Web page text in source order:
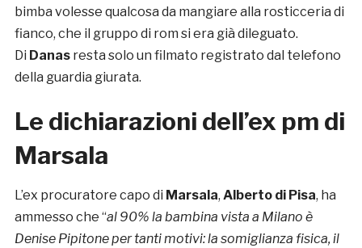
bimba volesse qualcosa da mangiare alla rosticceria di
fianco, che il gruppo di rom si era già dileguato.
Di Danasresta solo un filmato registrato dal telefono
della guardia giurata.
Le dichiarazioni dell’ex pm di
Marsala
L’ex procuratore capo di Marsala, Alberto di Pisa, ha
ammesso che “al 90% la bambina vista a Milano è
Denise Pipitone per tanti motivi: la somiglianza fisica, il